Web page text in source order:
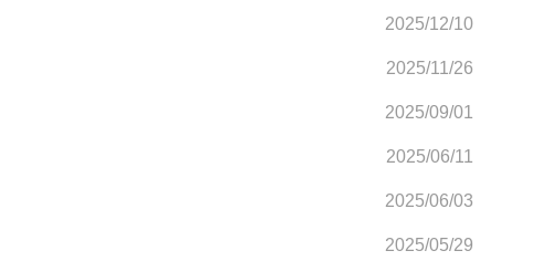
2025/12/10
2025/11/26
2025/09/01
2025/06/11
2025/06/03
2025/05/29